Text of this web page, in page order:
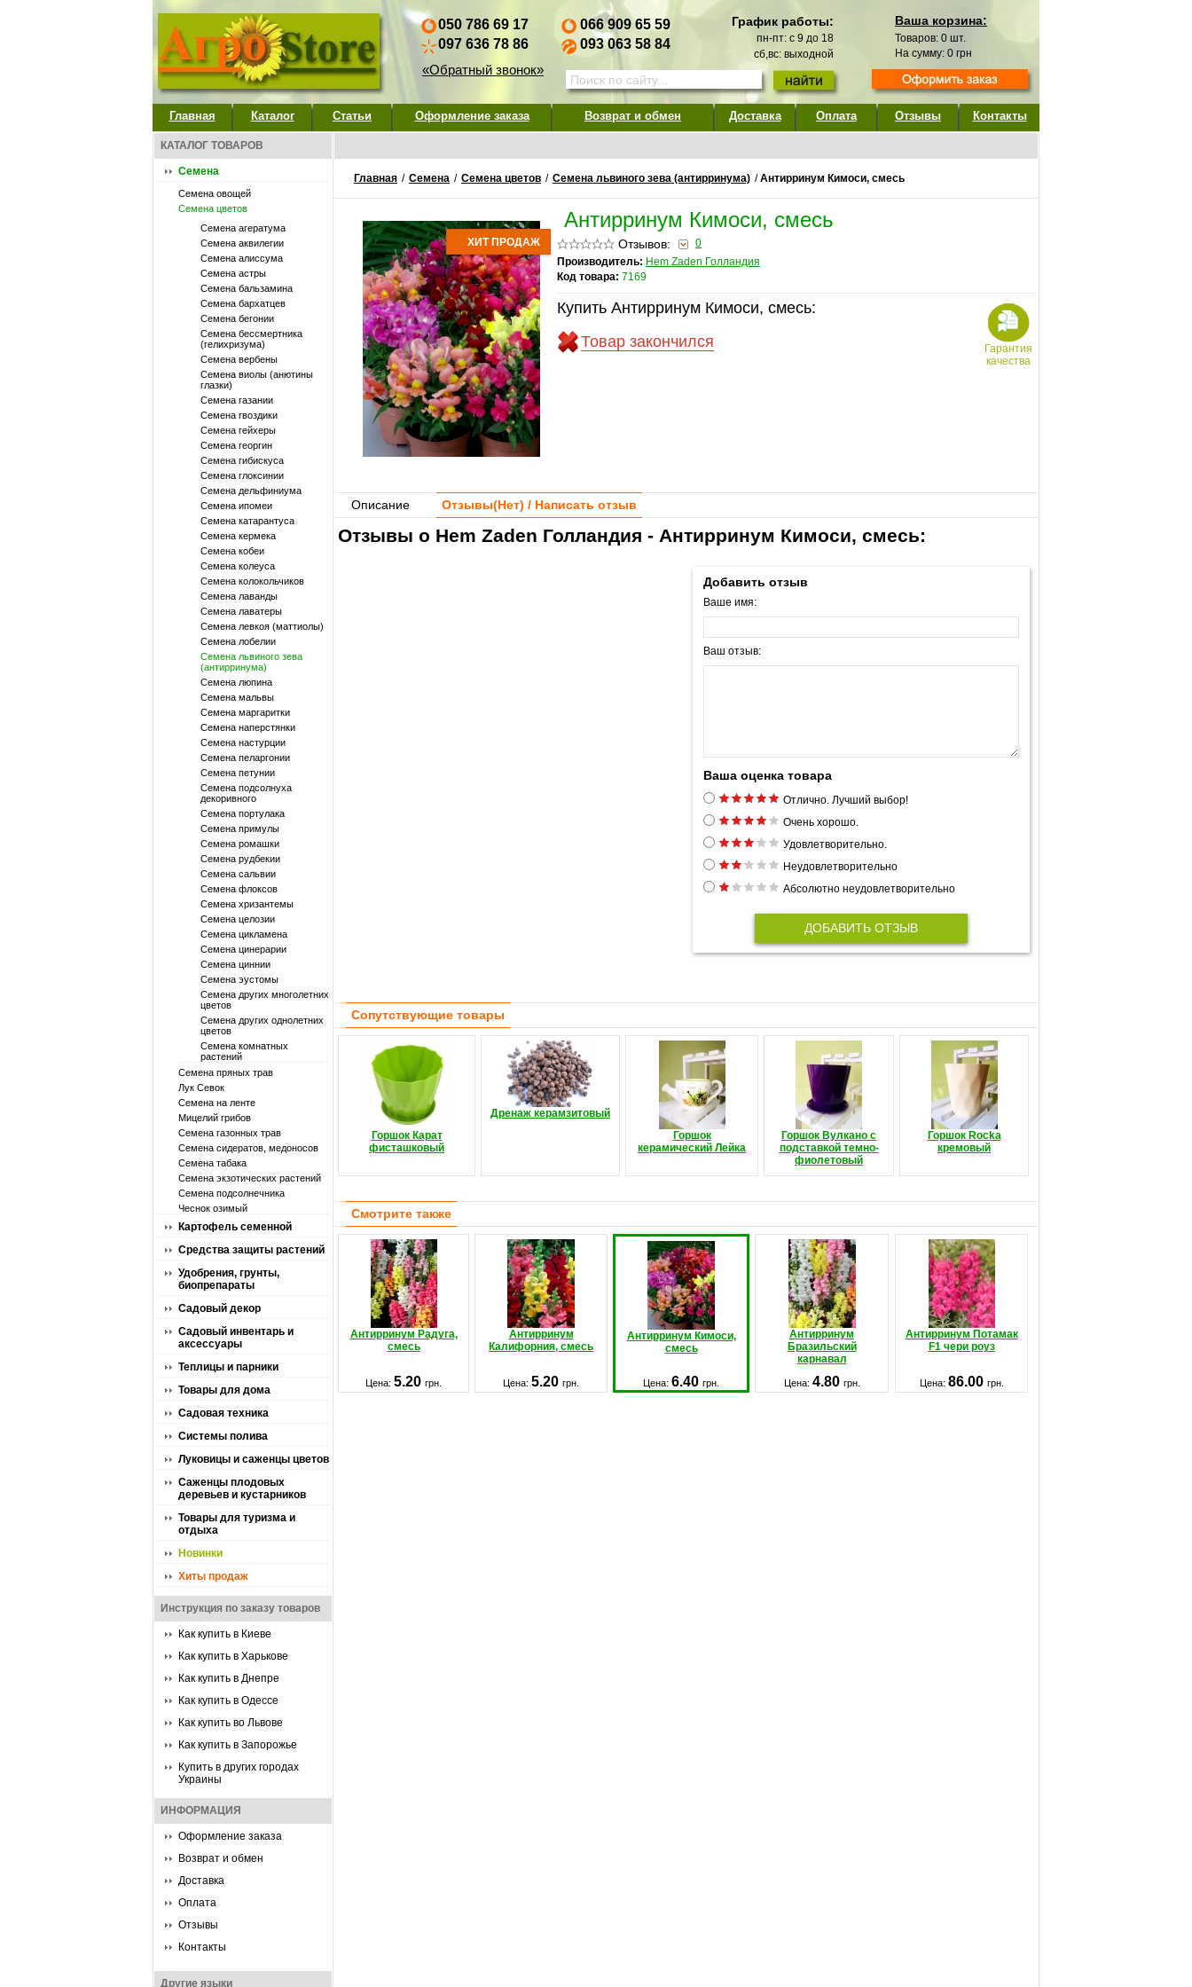
050 786 69 17
097 636 78 86
«Обратный звонок»
066 909 65 59
093 063 58 84
График работы:
пн-пт: с 9 до 18
сб,вс: выходной
Ваша корзина:
Товаров: 0 шт.
На сумму: 0 грн
Главная Каталог Статьи Оформление заказа Возврат и обмен Доставка Оплата Отзывы Контакты
КАТАЛОГ ТОВАРОВ
Семена
Семена овощей
Семена цветов
Семена агератума
Семена аквилегии
Семена алиссума
Семена астры
Семена бальзамина
Семена бархатцев
Семена бегонии
Семена бессмертника
(гелихризума)
Семена вербены
Семена виолы (анютины
глазки)
Семена газании
Семена гвоздики
Семена гейхеры
Семена георгин
Семена гибискуса
Семена глоксинии
Семена дельфиниума
Семена ипомеи
Семена катарантуса
Семена кермека
Семена кобеи
Семена колеуса
Семена колокольчиков
Семена лаванды
Семена лаватеры
Семена левкоя (маттиолы)
Семена лобелии
Семена львиного зева
(антирринума)
Семена люпина
Семена мальвы
Семена маргаритки
Семена наперстянки
Семена настурции
Семена пеларгонии
Семена петунии
Семена подсолнуха
декоривного
Семена портулака
Семена примулы
Семена ромашки
Семена рудбекии
Семена сальвии
Семена флоксов
Семена хризантемы
Семена целозии
Семена цикламена
Семена цинерарии
Семена циннии
Семена эустомы
Семена других многолетних
цветов
Семена других однолетних
цветов
Семена комнатных
растений
Семена пряных трав
Лук Севок
Семена на ленте
Мицелий грибов
Семена газонных трав
Семена сидератов, медоносов
Семена табака
Семена экзотических растений
Семена подсолнечника
Чеснок озимый
Картофель семенной
Средства защиты растений
Удобрения, грунты,
биопрепараты
Садовый декор
Садовый инвентарь и
аксессуары
Теплицы и парники
Товары для дома
Садовая техника
Системы полива
Луковицы и саженцы цветов
Саженцы плодовых
деревьев и кустарников
Товары для туризма и
отдыха
Новинки
Хиты продаж
Инструкция по заказу товаров
Как купить в Киеве
Как купить в Харькове
Как купить в Днепре
Как купить в Одессе
Как купить во Львове
Как купить в Запорожье
Купить в других городах
Украины
ИНФОРМАЦИЯ
Оформление заказа
Возврат и обмен
Доставка
Оплата
Отзывы
Контакты
Другие языки
Главная / Семена / Семена цветов / Семена львиного зева (антирринума) /Антирринум Кимоси, смесь
ХИТ ПРОДАЖ
Антирринум Кимоси, смесь
Отзывов:
0
Производитель: Hem Zaden Голландия
Код товара: 7169
Купить Антирринум Кимоси, смесь:
Товар закончился
Гарантия
качества
Описание Отзывы(Нет) / Написать отзыв
Отзывы о Hem Zaden Голландия - Антирринум Кимоси, смесь:
Добавить отзыв
Ваше имя:
Ваш отзыв:
Ваша оценка товара
Отлично. Лучший выбор!
Очень хорошо.
Удовлетворительно.
Неудовлетворительно
Абсолютно неудовлетворительно
ДОБАВИТЬ ОТЗЫВ
Сопутствующие товары
Горшок Карат
фисташковый
Дренаж керамзитовый
Горшок
керамический Лейка
Горшок Вулкано с
подставкой темно-
фиолетовый
Горшок Rocka
кремовый
Смотрите также
Антирринум Радуга,
смесь
Антирринум
Калифорния, смесь
Антирринум Кимоси,
смесь
Антирринум
Бразильский
карнавал
Антирринум Потамак
F1 чери роуз
Цена: 5.20 грн. Цена: 5.20 грн. Цена: 6.40 грн. Цена: 4.80 грн. Цена: 86.00 грн.